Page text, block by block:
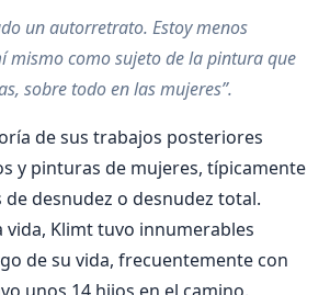
un autorretrato. Estoy menos
mismo como sujeto de la pintura que
sobre todo en las mujeres”.
de sus trabajos posteriores
y pinturas de mujeres, típicamente
de desnudez o desnudez total.
vida, Klimt tuvo innumerables
de su vida, frecuentemente con